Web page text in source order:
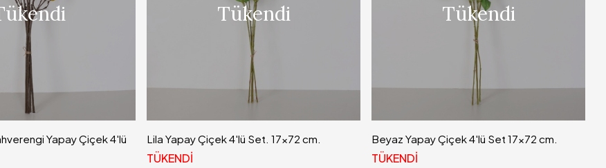
Yapay Çiçek 4'lü
Tükendi
Lila Yapay Çiçek 4'lü Set. 17x72 cm.
TÜKENDİ
Tükendi
Beyaz Yapay Çiçek 4'lü Set 17x72 cm.
TÜKENDİ